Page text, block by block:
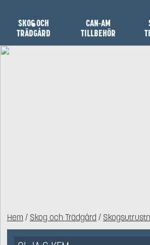
SKOG OCH
TRÄDGÅRD
CAN-AM
TILLBEHÖR
Hem / Skog och Trädgård /